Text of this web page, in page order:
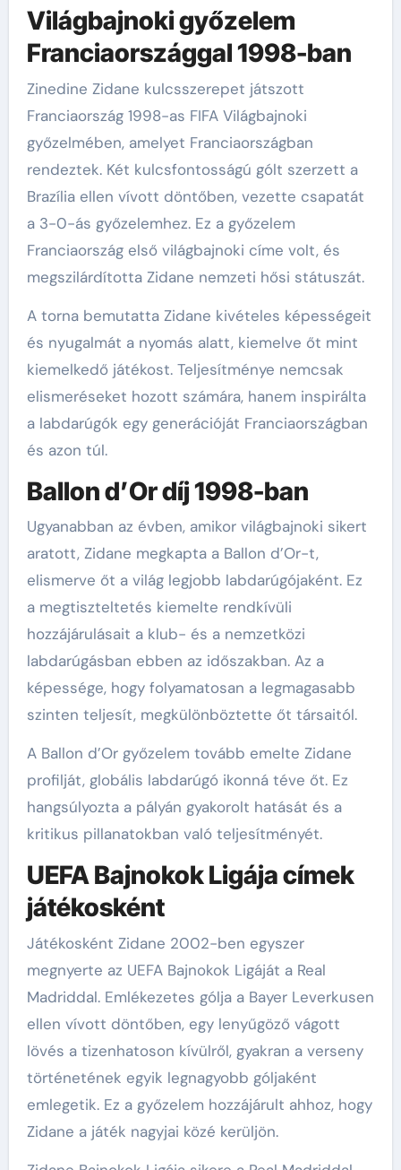
Világbajnoki győzelem
Franciaországgal 1998-ban
Zinedine Zidane kulcsszerepet játszott
Franciaország 1998-as FIFA Világbajnoki
győzelmében, amelyet Franciaországban
rendeztek. Két kulcsfontosságú gólt szerzett a
Brazília ellen vívott döntőben, vezette csapatát
a 3-0-ás győzelemhez. Ez a győzelem
Franciaország első világbajnoki címe volt, és
megszilárdította Zidane nemzeti hősi státuszát.
A torna bemutatta Zidane kivételes képességeit
és nyugalmát a nyomás alatt, kiemelve őt mint
kiemelkedő játékost. Teljesítménye nemcsak
elismeréseket hozott számára, hanem inspirálta
a labdarúgók egy generációját Franciaországban
és azon túl.
Ballon d’Or díj 1998-ban
Ugyanabban az évben, amikor világbajnoki sikert
aratott, Zidane megkapta a Ballon d’Or-t,
elismerve őt a világ legjobb labdarúgójaként. Ez
a megtiszteltetés kiemelte rendkívüli
hozzájárulásait a klub- és a nemzetközi
labdarúgásban ebben az időszakban. Az a
képessége, hogy folyamatosan a legmagasabb
szinten teljesít, megkülönböztette őt társaitól.
A Ballon d’Or győzelem tovább emelte Zidane
profilját, globális labdarúgó ikonná téve őt. Ez
hangsúlyozta a pályán gyakorolt hatását és a
kritikus pillanatokban való teljesítményét.
UEFA Bajnokok Ligája címek
játékosként
Játékosként Zidane 2002-ben egyszer
megnyerte az UEFA Bajnokok Ligáját a Real
Madriddal. Emlékezetes gólja a Bayer Leverkusen
ellen vívott döntőben, egy lenyűgöző vágott
lövés a tizenhatoson kívülről, gyakran a verseny
történetének egyik legnagyobb góljaként
emlegetik. Ez a győzelem hozzájárult ahhoz, hogy
Zidane a játék nagyjai közé kerüljön.